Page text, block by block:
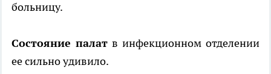
больницу.
Состояние палат в инфекционном отделении
ее сильно удивило.